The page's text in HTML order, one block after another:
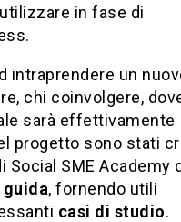
in fase di
intraprendere un
chi coinvolgere,
sarà effettivamente
progetto sono stati
Social SME Academy
, fornendo utili
casi di studio.